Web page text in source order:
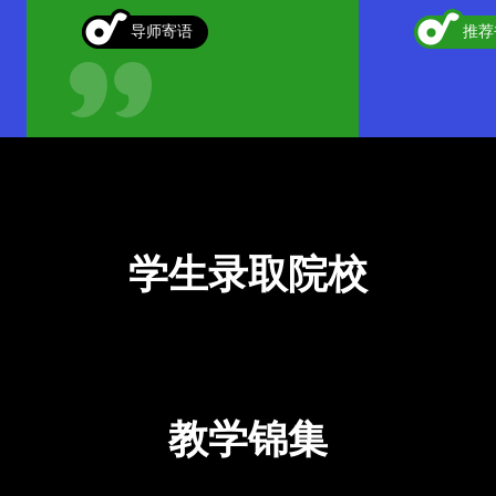
导师寄语 推
学生录取院校
教学锦集